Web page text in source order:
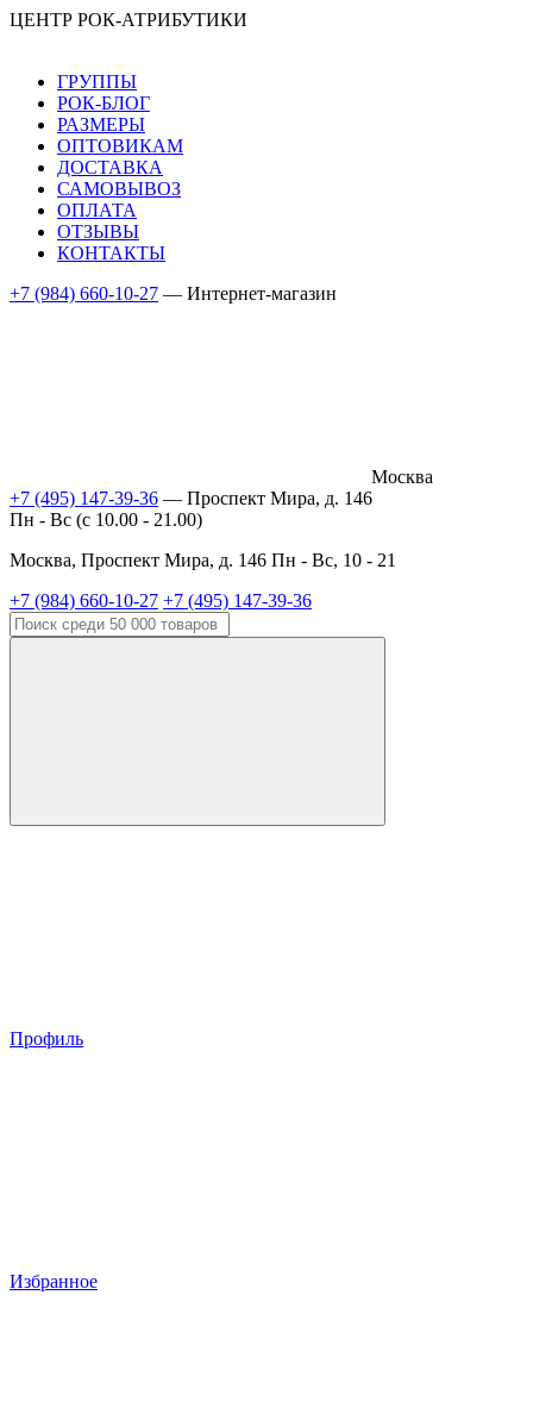
ЦЕНТР РОК-АТРИБУТИКИ
ГРУППЫ
РОК-БЛОГ
РАЗМЕРЫ
ОПТОВИКАМ
ДОСТАВКА
САМОВЫВОЗ
ОПЛАТА
ОТЗЫВЫ
КОНТАКТЫ
+7 (984) 660-10-27 — Интернет-магазин
Москва
+7 (495) 147-39-36 — Проспект Мира, д. 146
Пн - Вс (c 10.00 - 21.00)
Москва, Проспект Мира, д. 146 Пн - Вс, 10 - 21
+7 (984) 660-10-27 +7 (495) 147-39-36
Профиль
Избранное